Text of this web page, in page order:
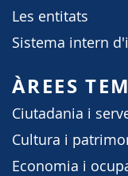
Les entitats
Sistema intern
ÀREES
Ciutadania i
Cultura i
Economia i